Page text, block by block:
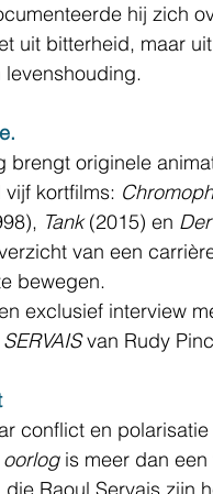
hij zich
uit bitterheid, maar
brengt originele
kortfilms:
Tank (2015) en
van een
bewegen.
exclusief interview
SERVAIS van Rudy
conflict en
is meer dan